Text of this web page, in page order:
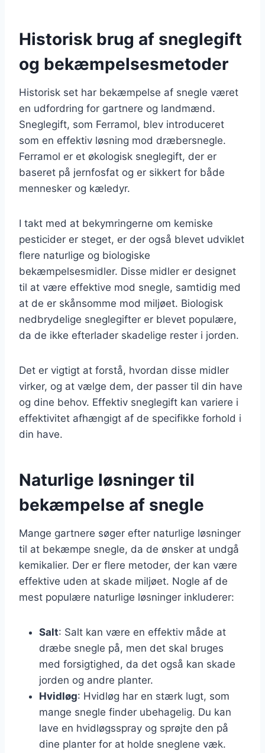
Historisk brug af sneglegift
og bekæmpelsesmetoder
Historisk set har bekæmpelse af snegle været
en udfordring for gartnere og landmænd.
Sneglegift, som Ferramol, blev introduceret
som en effektiv løsning mod dræbersnegle.
Ferramol er et økologisk sneglegift, der er
baseret på jernfosfat og er sikkert for både
mennesker og kæledyr.
I takt med at bekymringerne om kemiske
pesticider er steget, er der også blevet udviklet
flere naturlige og biologiske
bekæmpelsesmidler. Disse midler er designet
til at være effektive mod snegle, samtidig med
at de er skånsomme mod miljøet. Biologisk
nedbrydelige sneglegifter er blevet populære,
da de ikke efterlader skadelige rester i jorden.
Det er vigtigt at forstå, hvordan disse midler
virker, og at vælge dem, der passer til din have
og dine behov. Effektiv sneglegift kan variere i
effektivitet afhængigt af de specifikke forhold i
din have.
Naturlige løsninger til
bekæmpelse af snegle
Mange gartnere søger efter naturlige løsninger
til at bekæmpe snegle, da de ønsker at undgå
kemikalier. Der er flere metoder, der kan være
effektive uden at skade miljøet. Nogle af de
mest populære naturlige løsninger inkluderer:
Salt: Salt kan være en effektiv måde at
dræbe snegle på, men det skal bruges
med forsigtighed, da det også kan skade
jorden og andre planter.
Hvidløg: Hvidløg har en stærk lugt, som
mange snegle finder ubehagelig. Du kan
lave en hvidløgsspray og sprøjte den på
dine planter for at holde sneglene væk.